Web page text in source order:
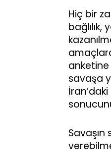
Hiç bir
anketine
savaşa